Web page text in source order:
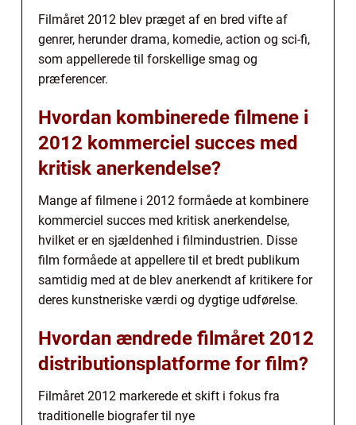
Filmåret 2012 blev præget af en bred vifte af
genrer, herunder drama, komedie, action og sci-fi,
som appellerede til forskellige smag og
præferencer.
Hvordan kombinerede filmene i
2012 kommerciel succes med
kritisk anerkendelse?
Mange af filmene i 2012 formåede at kombinere
kommerciel succes med kritisk anerkendelse,
hvilket er en sjældenhed i filmindustrien. Disse
film formåede at appellere til et bredt publikum
samtidig med at de blev anerkendt af kritikere for
deres kunstneriske værdi og dygtige udførelse.
Hvordan ændrede filmåret 2012
distributionsplatforme for film?
Filmåret 2012 markerede et skift i fokus fra
traditionelle biografer til nye